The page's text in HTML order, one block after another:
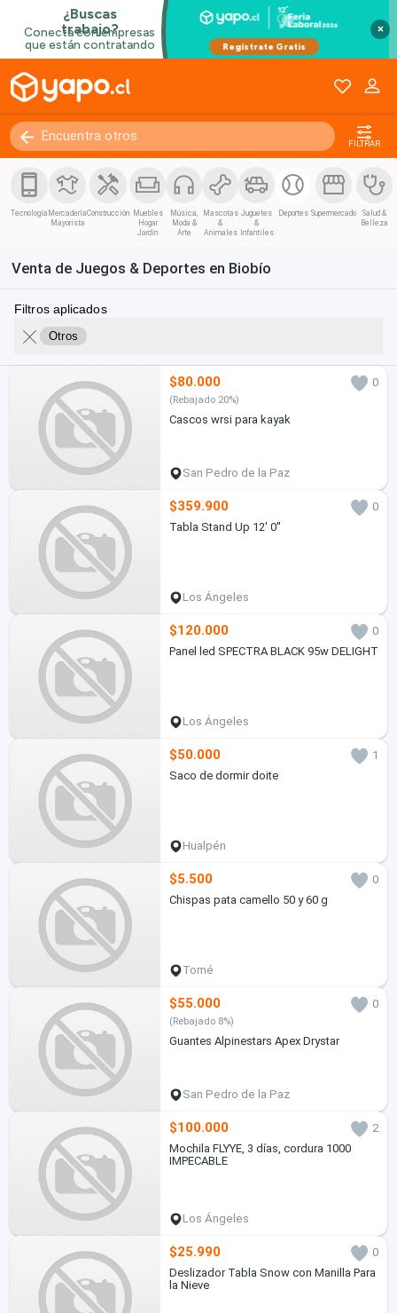
×
FILTRAR
Tecnología Mercadería
Mayorista
Construcción Muebles
Hogar
Jardín
Música,
Moda &
Arte
Mascotas
&
Animales
Juguetes
&
Infantiles
Deportes Supermercado
Salud &
Belleza
Venta de Juegos & Deportes en Biobío
Filtros aplicados
Otros
$80.000 0
(Rebajado 20%)
Cascos wrsi para kayak
San Pedro de la Paz
$359.900
0
Tabla Stand Up 12' 0''
Los Ángeles
$120.000
0
Panel led SPECTRA BLACK 95w DELIGHT
Los Ángeles
$50.000
1
Saco de dormir doite
Hualpén
$5.500
0
Chispas pata camello 50 y 60 g
Tomé
$55.000 0
(Rebajado 8%)
Guantes Alpinestars Apex Drystar
San Pedro de la Paz
$100.000
2
Mochila FLYYE, 3 días, cordura 1000
IMPECABLE
Los Ángeles
$25.990
0
Deslizador Tabla Snow con Manilla Para
la Nieve